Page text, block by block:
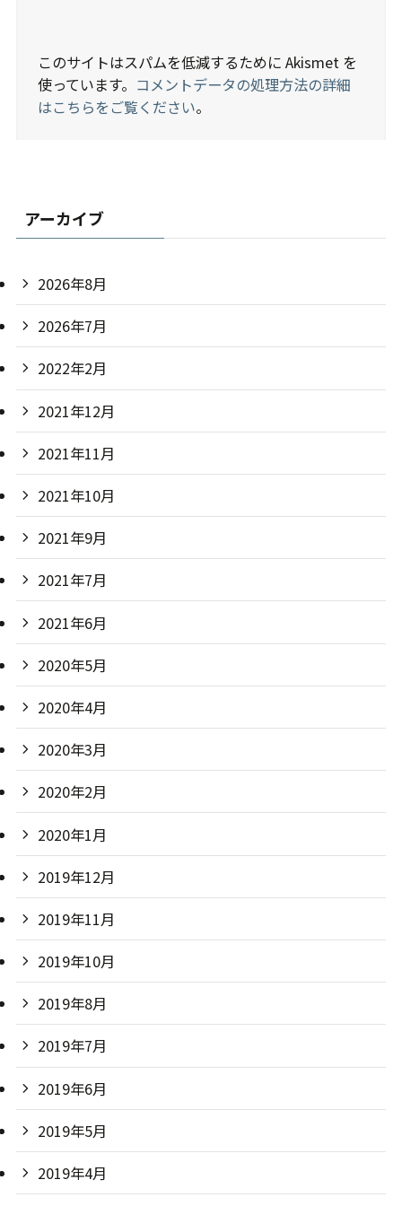
2026年8月
2021年12月
2021年10月
2021年9月
2021年7月
2021年6月
2020年5月
2020年4月
2020年3月
2020年2月
2020年1月
2019年12月
2019年11月
2019年10月
2019年8月
2019年7月
2019年6月
2019年5月
2019年4月
2019年3月
2019年2月
2019年1月
2018年12月